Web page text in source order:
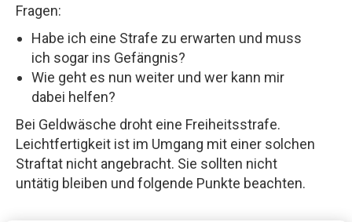
Fragen:
Habe ich eine Strafe zu erwarten und muss
ich sogar ins Gefängnis?
Wie geht es nun weiter und wer kann mir
dabei helfen?
Bei Geldwäsche droht eine Freiheitsstrafe.
Leichtfertigkeit ist im Umgang mit einer solchen
Straftat nicht angebracht. Sie sollten nicht
untätig bleiben und folgende Punkte beachten.